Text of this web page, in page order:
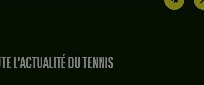
L'ACTUALITÉ DU TENNIS